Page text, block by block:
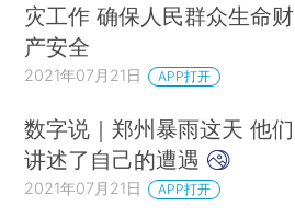
灾工作 确保人民群众生命财
产安全
2021年07月21日 APP打开
数字说｜郑州暴雨这天 他们
讲述了自己的遭遇
2021年07月21日 APP打开